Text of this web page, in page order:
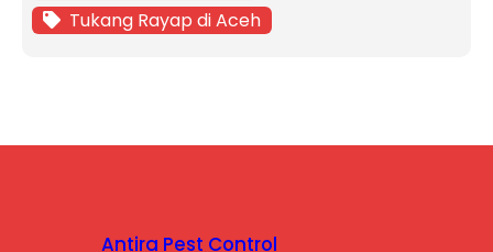
Tukang Rayap di Aceh
Antira Pest Control